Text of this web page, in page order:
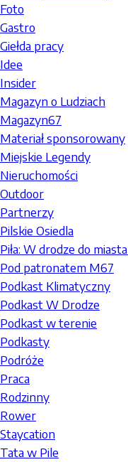
Foto
Gastro
Giełda pracy
Idee
Insider
Magazyn o Ludziach
Magazyn67
Materiał sponsorowany
Miejskie Legendy
Nieruchomości
Outdoor
Partnerzy
Pilskie Osiedla
Piła: W drodze do
Pod patronatem M67
Podkast Klimatyczny
Podkast W Drodze
Podkast w terenie
Podkasty
Podróże
Praca
Rodzinny
Rower
Staycation
Tata w Pile